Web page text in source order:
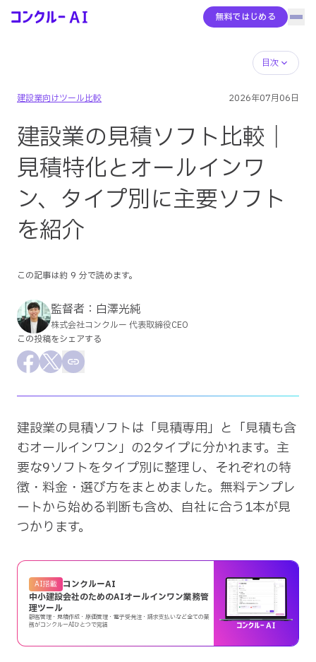
機能全体像
導入事例
コンクルーBase
採用情報
無料ではじめる ハン
目次
建設業向けツール比較 2026年07月06日
建設業の見積ソフト比較｜
見積特化とオールインワ
ン、タイプ別に主要ソフト
を紹介
この記事は約 9 分で読めます。
監督者： 白澤光純
株式会社コンクルー 代表取締役CEO
この投稿をシェアする
建設業の見積ソフトは「見積専用」と「見積も含
むオールインワン」の2タイプに分かれます。主
要な9ソフトをタイプ別に整理し、それぞれの特
徴・料金・選び方をまとめました。無料テンプレ
ートから始める判断も含め、自社に合う1本が見
つかります。
AI搭載
コンクルーAI
中小建設会社のためのAIオールインワン業務管
理ツール
顧客管理・見積作成・原価管理・電子受発注・請求支払いなど全ての業
務がコンクルーAIひとつで完結